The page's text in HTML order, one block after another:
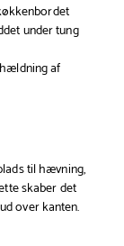
under tung
af
til hævning,
skaber det
over kanten.